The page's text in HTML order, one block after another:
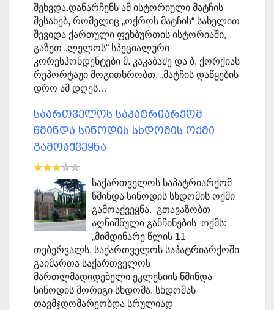
შეხვდა.დანარჩენს ამ ისტორიული მატჩის
შესახებ, რომელიც „ოქროს მატჩის“ სახელით
შევიდა ქართული ფეხბურთის ისტორიაში,
გაზეთ „ლელოს“ სპეციალური
კორესპონდენტები მ. კაკაბაძე და ბ. ქორქიას
რეპორტაჟი მოგითხრობთ. „მატჩის დაწყების
დრო ამ დღეს…
საართველოს საპატრიარქომ
წმინდა სინოდის სხდომის ოქმი
გამოაქვეყნა
საქართველოს საპატრიარქომ
წმინდა სინოდის სხდომის ოქმი
გამოაქვეყნა. გთავაზობთ
აღნიშნული განჩინების ოქმს:
„მიმდინარე წლის 11
თებერვალს, საქართველოს საპატრიარქოში
გაიმართა საქართველოს
მართლმადიდებელი ეკლესიის წმინდა
სინოდის მორიგი სხდომა. სხდომას
თავმჯდომარეობდა სრულიად